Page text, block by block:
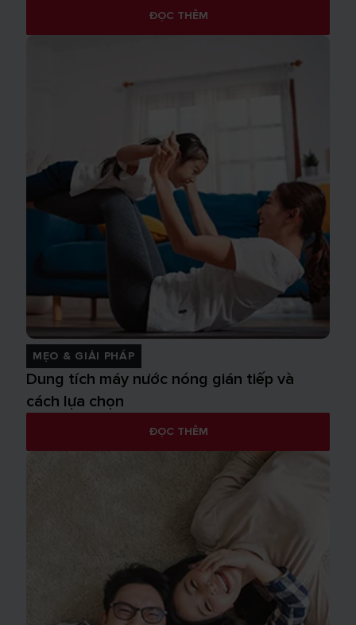
ĐỌC THÊM
MẸO & GIẢI PHÁP
Dung tích máy nước nóng gián tiếp và
cách lựa chọn
ĐỌC THÊM